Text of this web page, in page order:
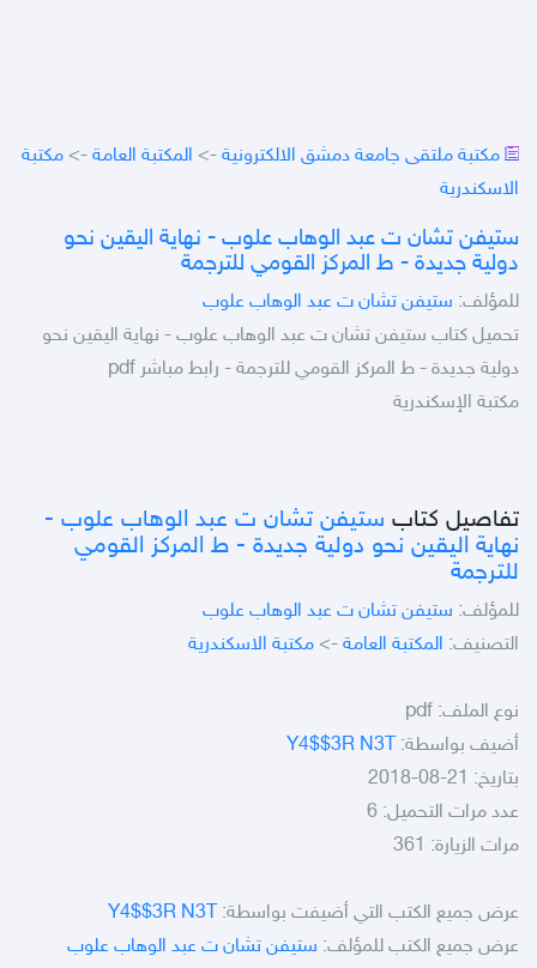
مكتبة ملتقى جامعة دمشق الالكترونية -> المكتبة العامة -> مكتبة
الاسكندرية
ستيفن تشان ت عبد الوهاب علوب - نهاية اليقين نحو
دولية جديدة - ط المركز القومي للترجمة
للمؤلف: ستيفن تشان ت عبد الوهاب علوب
تحميل كتاب ستيفن تشان ت عبد الوهاب علوب - نهاية اليقين نحو
دولية جديدة - ط المركز القومي للترجمة - رابط مباشر pdf
مكتبة الإسكندرية
تفاصيل كتاب ستيفن تشان ت عبد الوهاب علوب -
نهاية اليقين نحو دولية جديدة - ط المركز القومي
للترجمة
للمؤلف: ستيفن تشان ت عبد الوهاب علوب
التصنيف: المكتبة العامة -> مكتبة الاسكندرية
نوع الملف: pdf
أضيف بواسطة: Y4$$3R N3T
بتاريخ: 21-08-2018
عدد مرات التحميل: 6
مرات الزيارة: 361
عرض جميع الكتب التي أضيفت بواسطة: Y4$$3R N3T
عرض جميع الكتب للمؤلف: ستيفن تشان ت عبد الوهاب علوب